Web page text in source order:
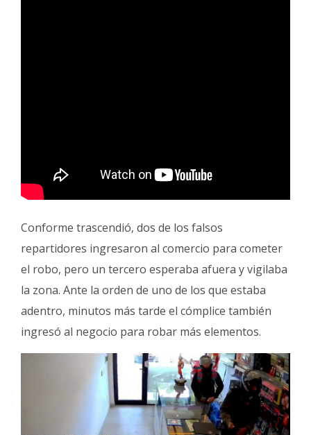
Conforme trascendió, dos de los falsos
repartidores ingresaron al comercio para cometer
el robo, pero un tercero esperaba afuera y vigilaba
la zona. Ante la orden de uno de los que estaba
adentro, minutos más tarde el cómplice también
ingresó al negocio para robar más elementos.